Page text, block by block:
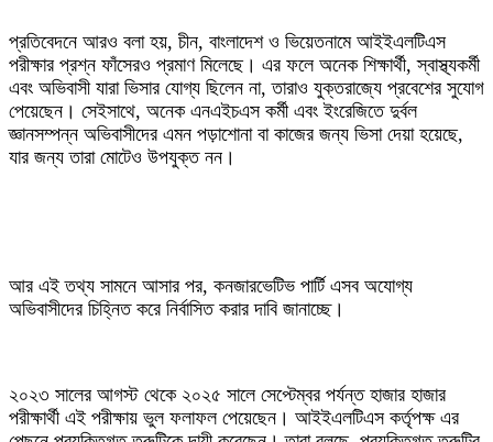
‎প্রতিবেদনে আরও বলা হয়, চীন, বাংলাদেশ ও ভিয়েতনামে আইইএলটিএস
পরীক্ষার প্রশ্ন ফাঁসেরও প্রমাণ মিলেছে। এর ফলে অনেক শিক্ষার্থী, স্বাস্থ্যকর্মী
এবং অভিবাসী যারা ভিসার যোগ্য ছিলেন না, তারাও যুক্তরাজ্যে প্রবেশের সুযোগ
পেয়েছেন। সেইসাথে, অনেক এনএইচএস কর্মী এবং ইংরেজিতে দুর্বল
জ্ঞানসম্পন্ন অভিবাসীদের এমন পড়াশোনা বা কাজের জন্য ভিসা দেয়া হয়েছে,
যার জন্য তারা মোটেও উপযুক্ত নন।
‎আর এই তথ্য সামনে আসার পর, কনজারভেটিভ পার্টি এসব অযোগ্য
অভিবাসীদের চিহ্নিত করে নির্বাসিত করার দাবি জানাচ্ছে।
‎২০২৩ সালের আগস্ট থেকে ২০২৫ সালে সেপ্টেম্বর পর্যন্ত হাজার হাজার
পরীক্ষার্থী এই পরীক্ষায় ভুল ফলাফল পেয়েছেন। আইইএলটিএস কর্তৃপক্ষ এর